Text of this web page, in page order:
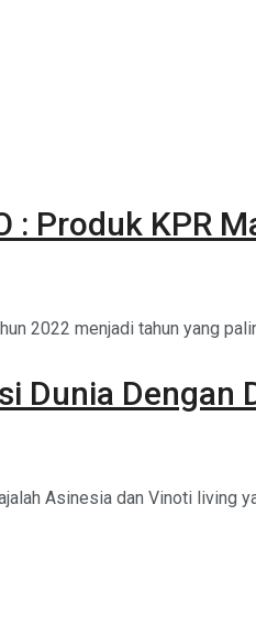
: Produk KPR
2022 menjadi tahun yang
Dunia Dengan
Asinesia dan Vinoti living